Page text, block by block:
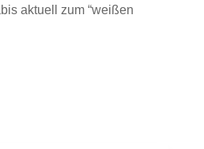
aktuell zum “weißen